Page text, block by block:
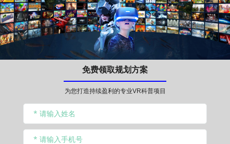
免费领取规划方案
为您打造持续盈利的专业VR科普项目